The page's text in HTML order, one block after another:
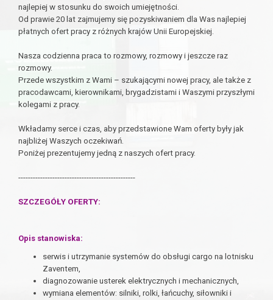
najlepiej w stosunku do swoich umiejętności.
Od prawie 20 lat zajmujemy się pozyskiwaniem dla Was najlepiej
płatnych ofert pracy z różnych krajów Unii Europejskiej.
Nasza codzienna praca to rozmowy, rozmowy i jeszcze raz
rozmowy.
Przede wszystkim z Wami – szukającymi nowej pracy, ale także z
pracodawcami, kierownikami, brygadzistami i Waszymi przyszłymi
kolegami z pracy.
Wkładamy serce i czas, aby przedstawione Wam oferty były jak
najbliżej Waszych oczekiwań.
Poniżej prezentujemy jedną z naszych ofert pracy.
------------------------------------------------
SZCZEGÓŁY OFERTY:
Opis stanowiska:
serwis i utrzymanie systemów do obsługi cargo na lotnisku
Zaventem,
diagnozowanie usterek elektrycznych i mechanicznych,
wymiana elementów: silniki, rolki, łańcuchy, siłowniki i